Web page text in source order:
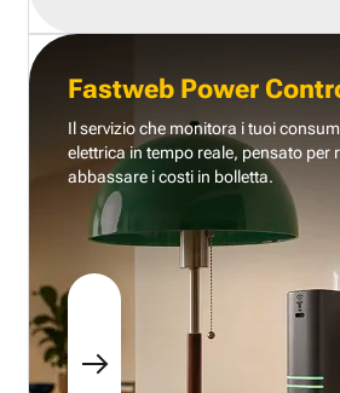
Fastweb Power
Il servizio che monitora i tuoi
elettrica in tempo reale, pensato per
abbassare i costi in bolletta.